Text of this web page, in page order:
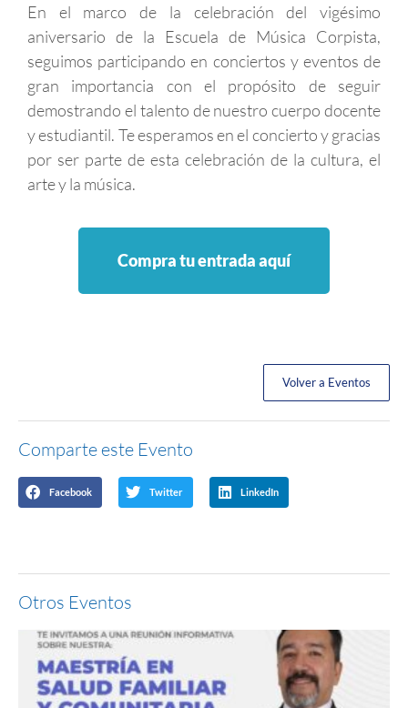
En el marco de la celebración del vigésimo
aniversario de la Escuela de Música Corpista,
seguimos participando en conciertos y eventos de
gran importancia con el propósito de seguir
demostrando el talento de nuestro cuerpo docente
y estudiantil. Te esperamos en el concierto y gracias
por ser parte de esta celebración de la cultura, el
arte y la música.
Compra tu entrada aquí
Volver a Eventos
Comparte este Evento
Facebook Twitter LinkedIn
Otros Eventos